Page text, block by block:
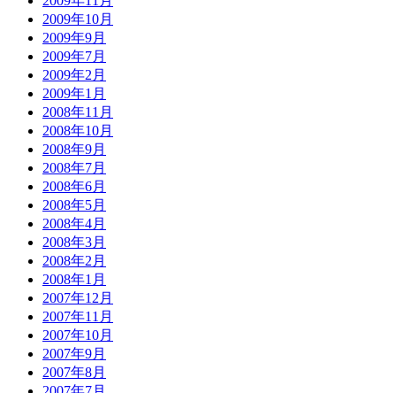
2009年10月
2009年9月
2009年7月
2009年2月
2009年1月
2008年11月
2008年10月
2008年9月
2008年7月
2008年6月
2008年5月
2008年4月
2008年3月
2008年2月
2008年1月
2007年12月
2007年11月
2007年10月
2007年9月
2007年8月